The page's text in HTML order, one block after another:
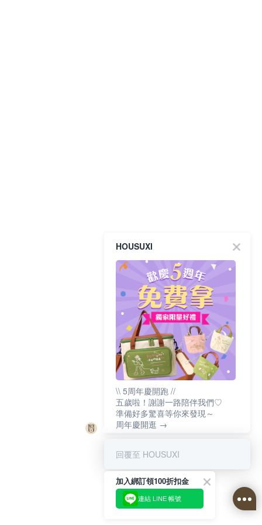
HOUSUXI
\\ 5周年慶開跑 //
五歲啦！謝謝一路陪伴我們♡
準備好多驚喜等你來發現～
周年慶開逛 →
回覆至 HOUSUXI
加入綁訂領100折扣金
連結 LINE 帳號